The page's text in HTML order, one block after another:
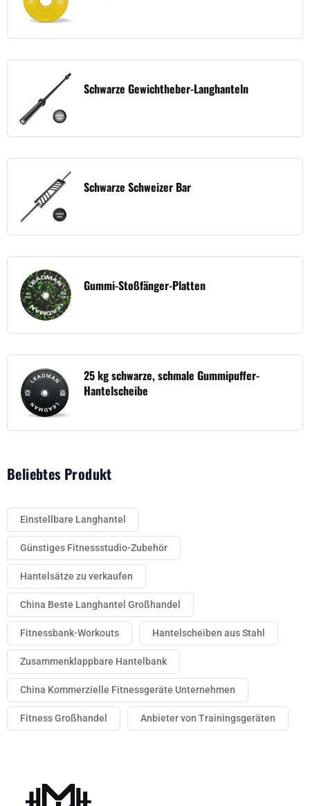
Schwarze Gewichtheber-Langhanteln
Schwarze Schweizer Bar
Gummi-Stoßfänger-Platten
25 kg schwarze, schmale Gummipuffer-
Hantelscheibe
Beliebtes Produkt
Einstellbare Langhantel
Günstiges Fitnessstudio-Zubehör
Hantelsätze zu verkaufen
China Beste Langhantel Großhandel
Fitnessbank-Workouts Hantelscheiben aus Stahl
Zusammenklappbare Hantelbank
China Kommerzielle Fitnessgeräte Unternehmen
Fitness Großhandel Anbieter von Trainingsgeräten